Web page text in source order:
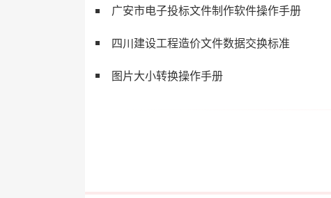
广安市电子投标文件制作软件操作手册
四川建设工程造价文件数据交换标准
图片大小转换操作手册